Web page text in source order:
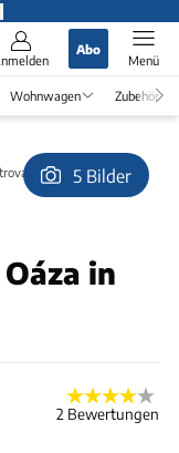
Abo
Menü
Wohnwagen Zubehör
5 Bilder
in
2 Bewertungen